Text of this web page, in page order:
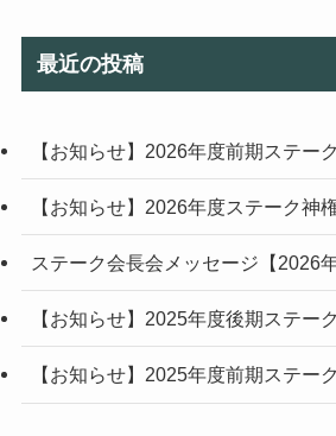
最近の投稿
【お知らせ】2026年度前期ステー
【お知らせ】2026年度ステーク神
ステーク会長会メッセージ【2026
【お知らせ】2025年度後期ステー
【お知らせ】2025年度前期ステー